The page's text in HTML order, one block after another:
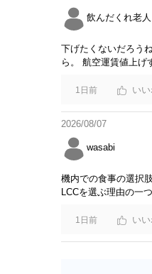
飲んだくれ老人
下げたくないだろう
ら。 航空運賃値上げ
1日前
2026/08/07
wasabi
機内での食事の選択
LCCを選ぶ理由の一
1日前